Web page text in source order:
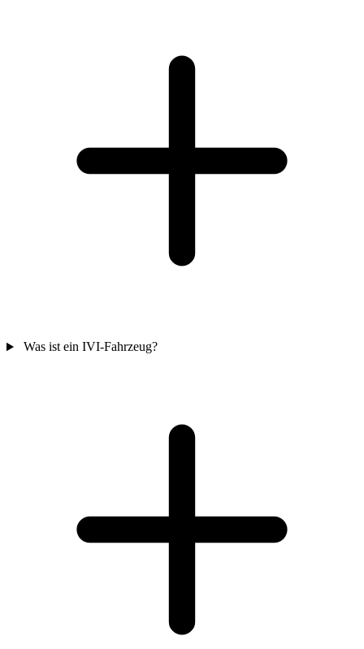
Was ist ein IVI-Fahrzeug?